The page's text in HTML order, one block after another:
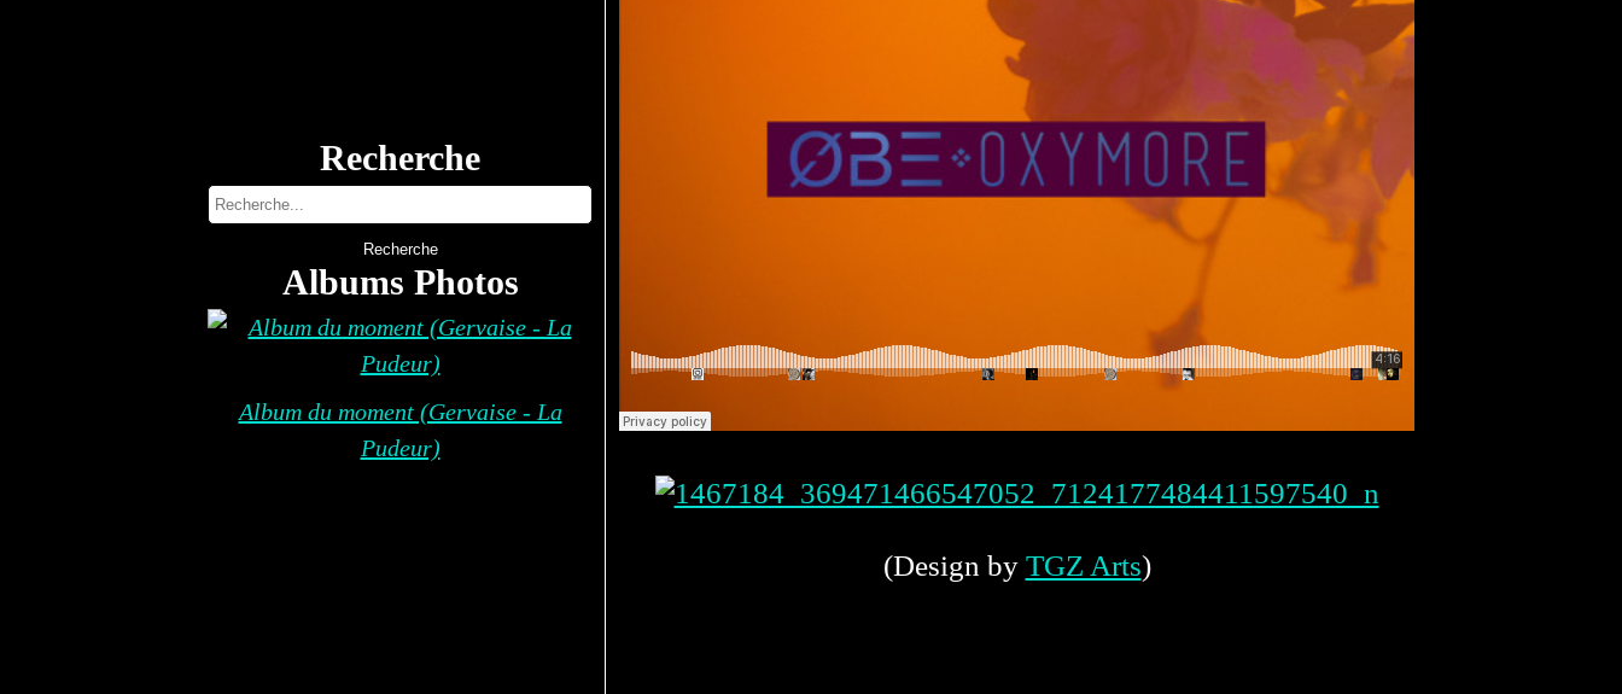
Recherche
Albums Photos
Album du moment (Gervaise - La
Pudeur)
(Design by TGZ Arts)